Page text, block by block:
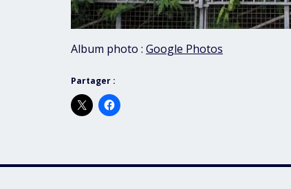
Album photo : Google Photos
Partager :